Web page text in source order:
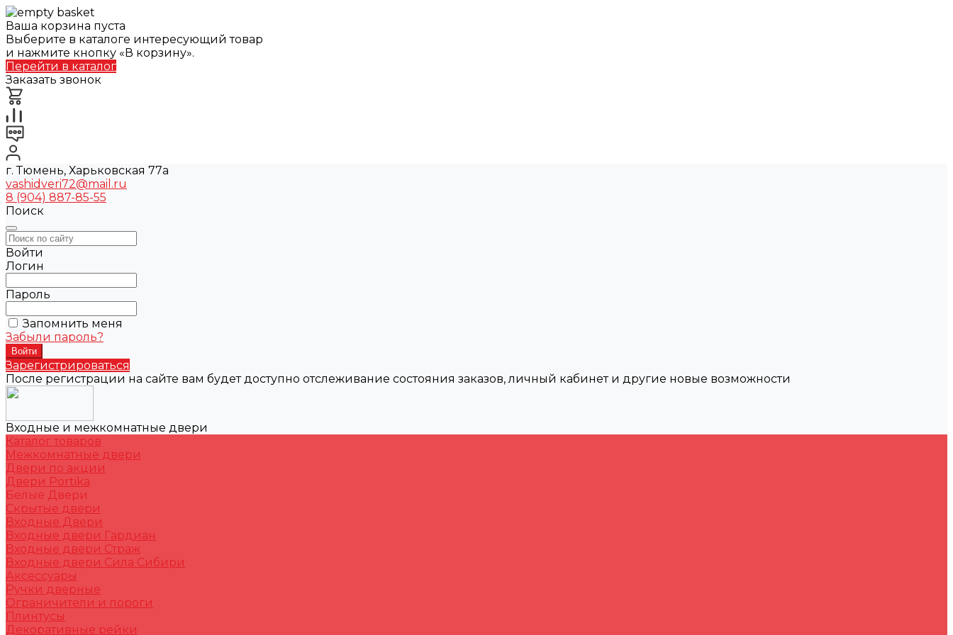
Ваша корзина пуста
Выберите в каталоге интересующий товар
и нажмите кнопку «В корзину».
Перейти в каталог
Заказать звонок
г. Тюмень, Харьковская 77а
vashidveri72@mail.ru
8 (904) 887-85-55
Поиск
Войти
Логин
Пароль
Запомнить меня
Забыли пароль?
Зарегистрироваться
После регистрации на сайте вам будет доступно отслеживание состояния заказов, личный кабинет и другие новые возможности
Входные и межкомнатные двери
Каталог товаров
Межкомнатные двери
Двери по акции
Двери Portika
Белые Двери
Скрытые двери
Входные Двери
Входные двери Гардиан
Входные двери Страж
Входные двери Сила Сибири
Аксессуары
Ручки дверные
Ограничители и пороги
Плинтусы
Декоративные рейки